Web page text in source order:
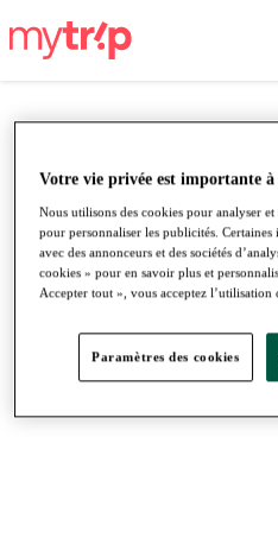
●
Votre vie privée est importante à
Nous utilisons des cookies pour analyser
pour personnaliser les publicités.
avec des annonceurs et des sociétés
cookies » pour en savoir plus et
Accepter tout », vous acceptez l’utilisation
Paramètres des cookies